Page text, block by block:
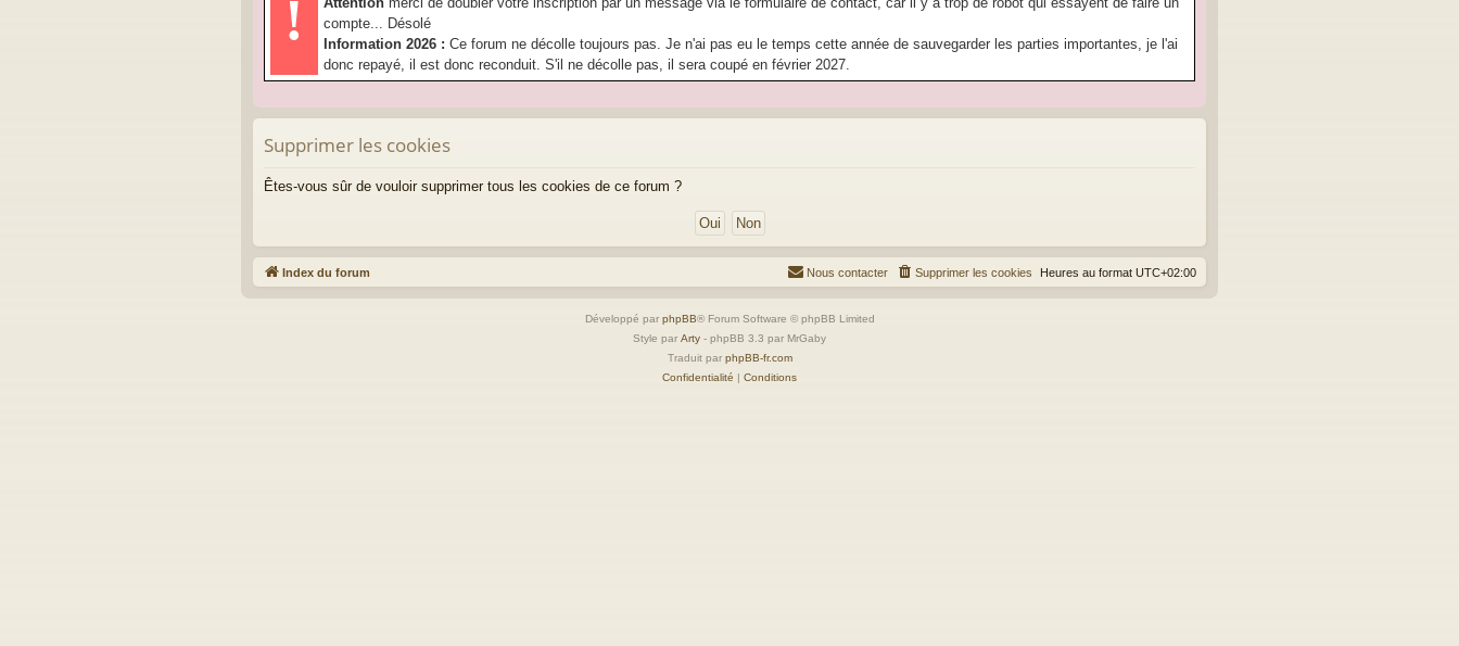
!
compte... Désolé
Information 2026 : Ce forum ne décolle toujours pas. Je n'ai pas eu le temps cette année de sauvegarder les parties importantes, je l'ai
donc repayé, il est donc reconduit. S'il ne décolle pas, il sera coupé en février 2027.
Supprimer les cookies
Êtes-vous sûr de vouloir supprimer tous les cookies de ce forum ?
Index du forum Heures au format UTC+02:00
Supprimer les cookies
Nous contacter
Développé par phpBB® Forum Software © phpBB Limited
Style par Arty - phpBB 3.3 par MrGaby
Traduit par phpBB-fr.com
Confidentialité | Conditions